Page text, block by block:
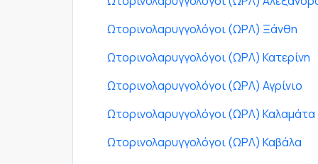
Ωτορινολαρυγγολόγοι (ΩΡΛ) Ξάνθη
Ωτορινολαρυγγολόγοι (ΩΡΛ) Κατερίνη
Ωτορινολαρυγγολόγοι (ΩΡΛ) Αγρίνιο
Ωτορινολαρυγγολόγοι (ΩΡΛ) Καλαμάτα
Ωτορινολαρυγγολόγοι (ΩΡΛ) Καβάλα